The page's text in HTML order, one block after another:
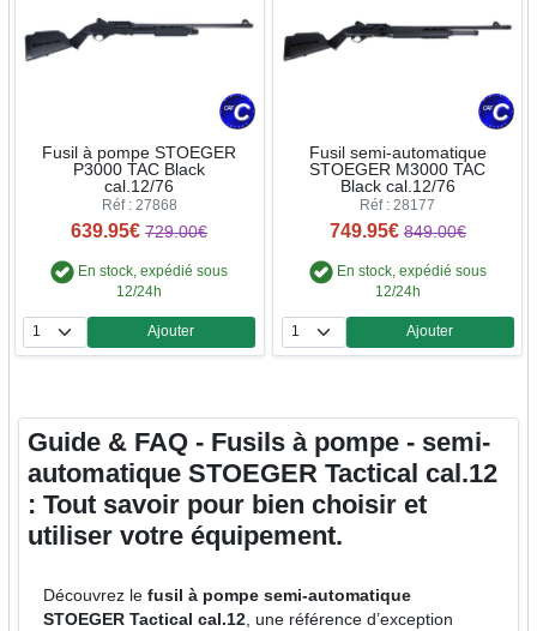
Fusil à pompe STOEGER
P3000 TAC Black
cal.12/76
Réf : 27868
639.95€ 729.00€
En stock, expédié sous
12/24h
Quantité
Ajouter
Fusil semi-automatique
STOEGER M3000 TAC
Black cal.12/76
Réf : 28177
749.95€ 849.00€
En stock, expédié sous
12/24h
Quantité
Ajouter
Guide & FAQ - Fusils à pompe - semi-
automatique STOEGER Tactical cal.12
: Tout savoir pour bien choisir et
utiliser votre équipement.
Découvrez lefusil à pompe semi-automatique
STOEGER Tactical cal.12, une référence d’exception